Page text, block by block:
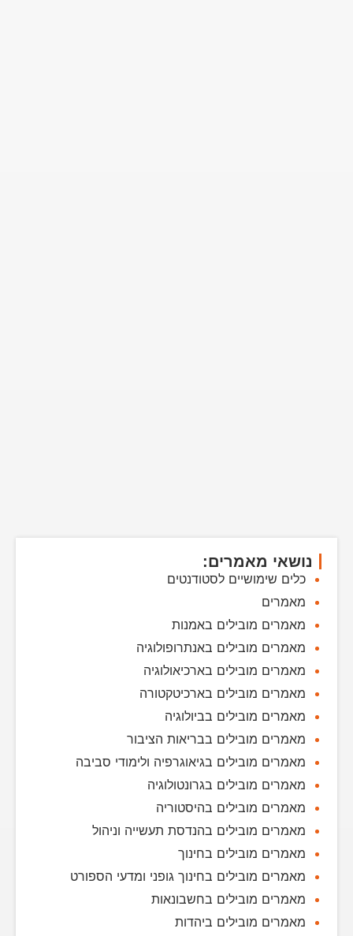
נושאי מאמרים:
כלים שימושיים לסטודנטים
מאמרים
מאמרים מובילים באמנות
מאמרים מובילים באנתרופולוגיה
מאמרים מובילים בארכיאולוגיה
מאמרים מובילים בארכיטקטורה
מאמרים מובילים בביולוגיה
מאמרים מובילים בבריאות הציבור
מאמרים מובילים בגיאוגרפיה ולימודי סביבה
מאמרים מובילים בגרונטולוגיה
מאמרים מובילים בהיסטוריה
מאמרים מובילים בהנדסת תעשייה וניהול
מאמרים מובילים בחינוך
מאמרים מובילים בחינוך גופני ומדעי הספורט
מאמרים מובילים בחשבונאות
מאמרים מובילים ביהדות